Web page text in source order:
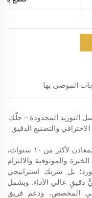
الموصى بها
التوريد المحدودة – حلّك
والتصنيع الدقيق
وبصفتنا مصنِّعين متخصصين في مجال المعادن لأكثر من ١٠ سنوات،
والموثوقية والالتزام
بل شريك استراتيجي
دقيقٍ عالي الأداء. ويشمل
المخصص، ودعم فريق